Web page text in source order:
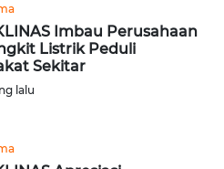
Imbau Perusahaan
Listrik Peduli
Sekitar
lalu